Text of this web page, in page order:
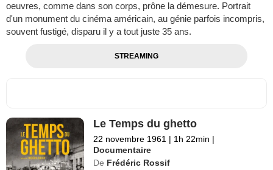
oeuvres, comme dans son corps, prône la démesure. Portrait
d'un monument du cinéma américain, au génie parfois incompris,
souvent fustigé, disparu il y a tout juste 35 ans.
STREAMING
Le Temps du ghetto
22 novembre 1961 | 1h 22min |
Documentaire
De Frédéric Rossif